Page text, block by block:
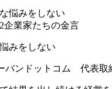
企業家たちの金言
みをしない
バンドットコム 代表